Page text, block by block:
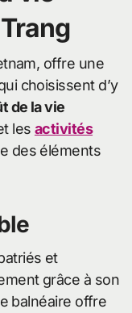
offre une
choisissent d’y
de la vie
les activités
des éléments
et
grâce à son
balnéaire offre